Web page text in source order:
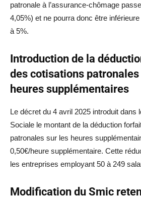
patronale à l’assurance-chômage
4,05%) et ne pourra donc être
à 5%.
Introduction de la
des cotisations
heures supplémentaires
Le décret du 4 avril 2025 introduit dans
Sociale le montant de la déduction
patronales sur les heures
0,50€/heure supplémentaire. Cette
les entreprises employant 50 à 249
Modification du Smic